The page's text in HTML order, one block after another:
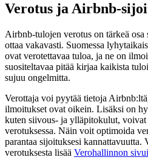
Verotus ja Airbnb-
Airbnb-tulojen verotus on tärkeä osa
ottaa vakavasti. Suomessa
ovat verotettavaa tuloa, ja ne on
suositeltavaa pitää kirjaa kaikista
sujuu ongelmitta.
Verottaja voi pyytää tietoja
ilmoitukset ovat oikein. Lisäksi on
kuten siivous- ja ylläpitokulut, voivat
verotuksessa. Näin voit optimoida
parantaa sijoituksesi kannattavuutta.
verotuksesta lisää Verohallinnon